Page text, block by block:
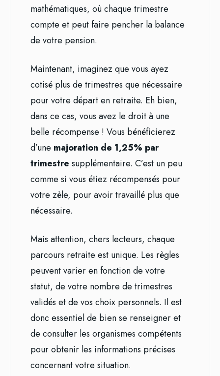
mathématiques, où chaque trimestre
compte et peut faire pencher la balance
de votre pension.
Maintenant, imaginez que vous ayez
cotisé plus de trimestres que nécessaire
pour votre départ en retraite. Eh bien,
dans ce cas, vous avez le droit à une
belle récompense ! Vous bénéficierez
d’une majoration de 1,25% par
trimestre supplémentaire. C’est un peu
comme si vous étiez récompensés pour
votre zèle, pour avoir travaillé plus que
nécessaire.
Mais attention, chers lecteurs, chaque
parcours retraite est unique. Les règles
peuvent varier en fonction de votre
statut, de votre nombre de trimestres
validés et de vos choix personnels. Il est
donc essentiel de bien se renseigner et
de consulter les organismes compétents
pour obtenir les informations précises
concernant votre situation.